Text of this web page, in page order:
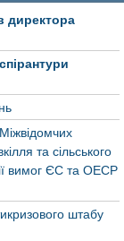
Міжвідомчих
та сільського
вимог ЄС та ОЕСР
штабу